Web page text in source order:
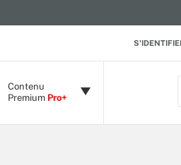
Contenu
Premium Pro+